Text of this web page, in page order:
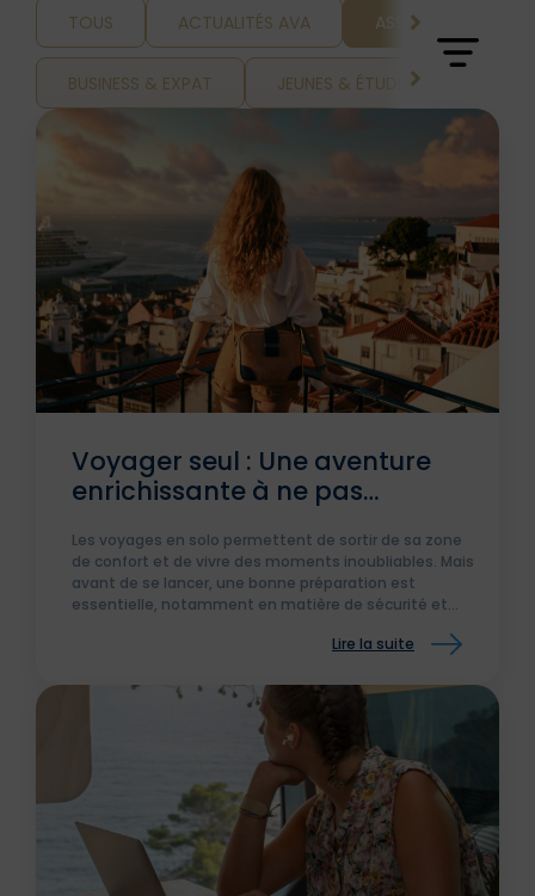
TOUS ACTUALITÉS AVA ASSURANCE ET
BUSINESS & EXPAT JEUNES & ÉTUDIANTS
Voyager seul : Une aventure
enrichissante à ne pas
Les voyages en solo permettent de sortir de sa zone
de confort et de vivre des moments inoubliables. Mais
avant de se lancer, une bonne préparation est
essentielle, notamment en matière de sécurité et
Lire la suite